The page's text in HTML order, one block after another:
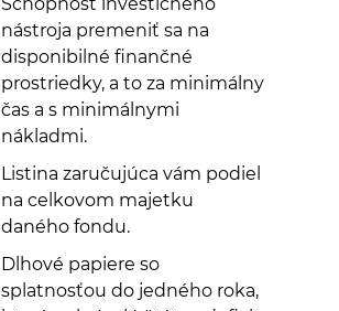
nástroja premeniť sa na
disponibilné finančné
prostriedky, a to za minimálny
čas a s minimálnymi
nákladmi.
Listina zaručujúca vám podiel
na celkovom majetku
daného fondu.
Dlhové papiere so
splatnosťou do jedného roka,